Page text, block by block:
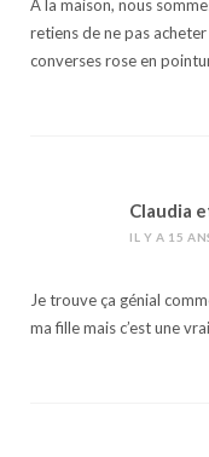
A la maison, nous
retiens de ne pas
converses rose en
Claudia
IL Y A 15
Je trouve ça génial
ma fille mais c’est une